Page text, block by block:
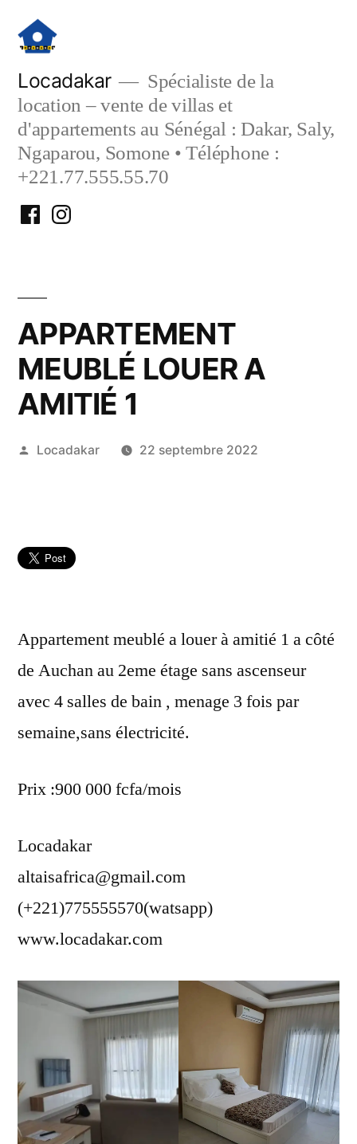
contenu
Locadakar
Spécialiste de la
location – vente de villas et
d'appartements au Sénégal : Dakar, Saly,
Ngaparou, Somone • Téléphone :
+221.77.555.55.70
FacebookInstagram
APPARTEMENT
MEUBLÉ LOUER A
AMITIÉ 1
Publié
Locadakar 22 septembre 2022
Appartement meublé a louer à amitié 1 a côté
de Auchan au 2eme étage sans ascenseur
avec 4 salles de bain , menage 3 fois par
semaine,sans électricité.
Prix :900 000 fcfa/mois
Locadakar
altaisafrica@gmail.com
(+221)775555570(watsapp)
www.locadakar.com